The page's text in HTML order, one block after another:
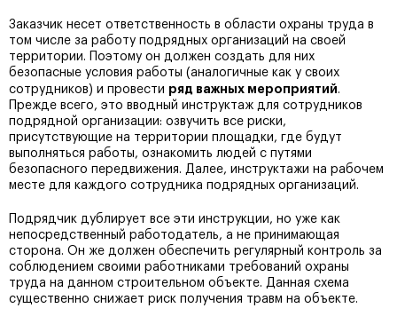
Заказчик несет ответственность в области охраны труда в
том числе за работу подрядных организаций на своей
территории. Поэтому он должен создать для них
безопасные условия работы (аналогичные как у своих
сотрудников) и провести ряд важных мероприятий.
Прежде всего, это вводный инструктаж для сотрудников
подрядной организации: озвучить все риски,
присутствующие на территории площадки, где будут
выполняться работы, ознакомить людей с путями
безопасного передвижения. Далее, инструктажи на рабочем
месте для каждого сотрудника подрядных организаций.
Подрядчик дублирует все эти инструкции, но уже как
непосредственный работодатель, а не принимающая
сторона. Он же должен обеспечить регулярный контроль за
соблюдением своими работниками требований охраны
труда на данном строительном объекте. Данная схема
существенно снижает риск получения травм на объекте.